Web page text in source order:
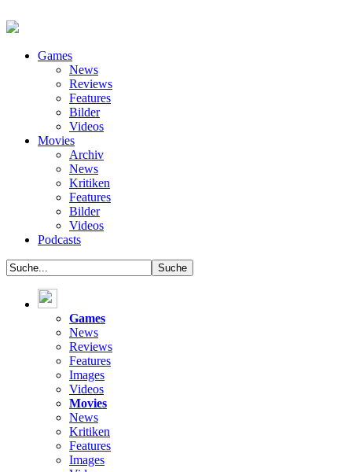
Games
News
Reviews
Features
Bilder
Videos
Movies
Archiv
News
Kritiken
Features
Bilder
Videos
Podcasts
Games
News
Reviews
Features
Images
Videos
Movies
News
Kritiken
Features
Images